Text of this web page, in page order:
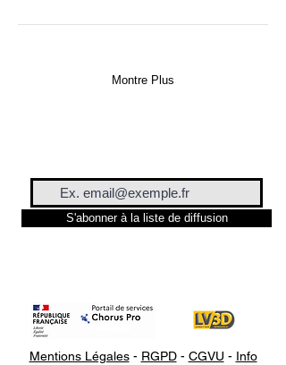
Montre Plus
S'abonner à la liste de diffusion
Mentions Légales- RGPD- CGVU - Info